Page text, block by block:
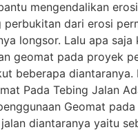
mengendalikan
perbukitan dari erosi
longsor. Lalu apa saja
geomat pada proyek
beberapa diantaranya.
Pada Tebing Jalan
Geomat
diantaranya yaitu